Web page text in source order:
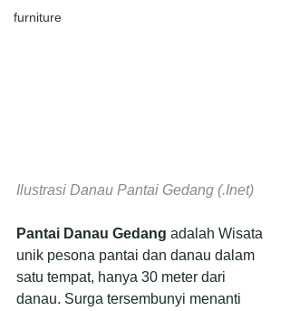
furniture
Ilustrasi Danau Pantai Gedang (.Inet)
Pantai Danau Gedang adalah Wisata
unik pesona pantai dan danau dalam
satu tempat, hanya 30 meter dari
danau. Surga tersembunyi menanti